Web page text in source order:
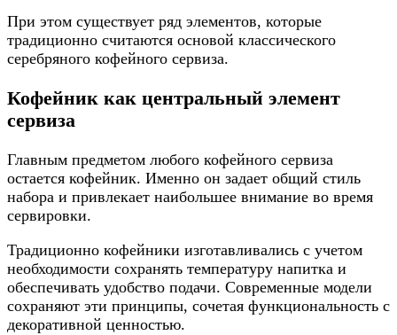
При этом существует ряд элементов, которые
традиционно считаются основой классического
серебряного кофейного сервиза.
Кофейник как центральный элемент
сервиза
Главным предметом любого кофейного сервиза
остается кофейник. Именно он задает общий стиль
набора и привлекает наибольшее внимание во время
сервировки.
Традиционно кофейники изготавливались с учетом
необходимости сохранять температуру напитка и
обеспечивать удобство подачи. Современные модели
сохраняют эти принципы, сочетая функциональность с
декоративной ценностью.